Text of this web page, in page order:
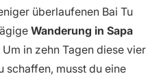
überlaufenen Bai Tu
Wanderung in Sapa
in zehn Tagen diese vier
schaffen, musst du eine